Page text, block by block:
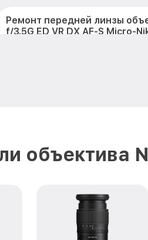
Ремонт передней линзы
f/3.5G ED VR DX AF-S Micro-
85mm f/3.5G ED VR DX AF-S
Ремонт узла автофокуса
объектива